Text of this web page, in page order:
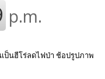
ป็นฮีโร่ลดไฟป่า ช้อปรูปภาพ